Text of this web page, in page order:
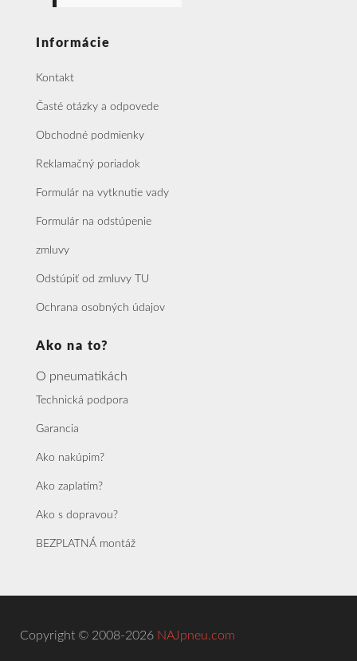
Informácie
Kontakt
Časté otázky a odpovede
Obchodné podmienky
Reklamačný poriadok
Formulár na vytknutie vady
Formulár na odstúpenie
zmluvy
Odstúpiť od zmluvy TU
Ochrana osobných údajov
Ako na to?
O pneumatikách
Technická podpora
Garancia
Ako nakúpim?
Ako zaplatím?
Ako s dopravou?
BEZPLATNÁ montáž
Copyright © 2008-2026 NAJpneu.com